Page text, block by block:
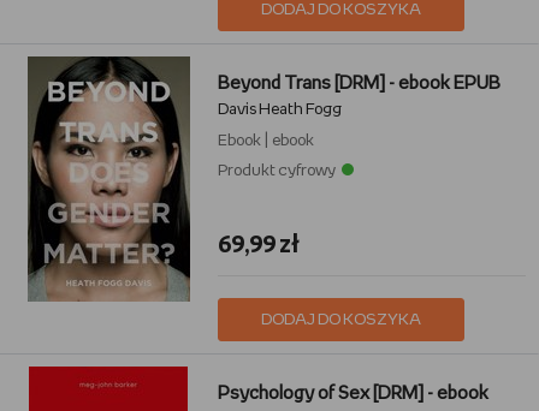
DODAJ DO KOSZYKA
Beyond Trans [DRM] - ebook EPUB
Davis Heath Fogg
Ebook
ebook
Produkt cyfrowy
69,99 zł
DODAJ DO KOSZYKA
Psychology of Sex [DRM] - ebook